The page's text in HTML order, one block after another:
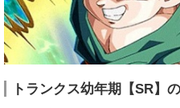
トランクス幼年期【SR】